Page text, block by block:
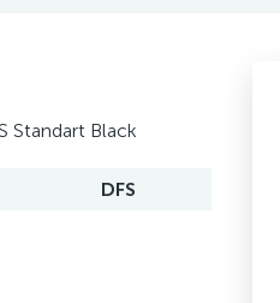
Standart Black
DFS